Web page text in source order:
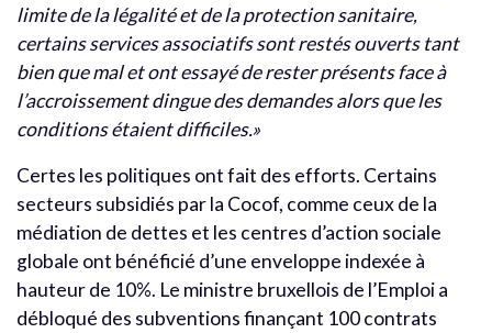
limite de la légalité et de la protection sanitaire,
certains services associatifs sont restés ouverts tant
bien que mal et ont essayé de rester présents face à
l’accroissement dingue des demandes alors que les
conditions étaient difficiles.»
Certes les politiques ont fait des efforts. Certains
secteurs subsidiés par la Cocof, comme ceux de la
médiation de dettes et les centres d’action sociale
globale ont bénéficié d’une enveloppe indexée à
hauteur de 10%. Le ministre bruxellois de l’Emploi a
débloqué des subventions finançant 100 contrats